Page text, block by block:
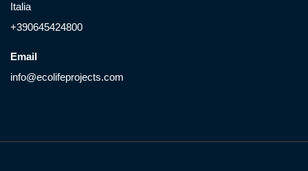
Italia
+390645424800
Email
info@ecolifeprojects.com